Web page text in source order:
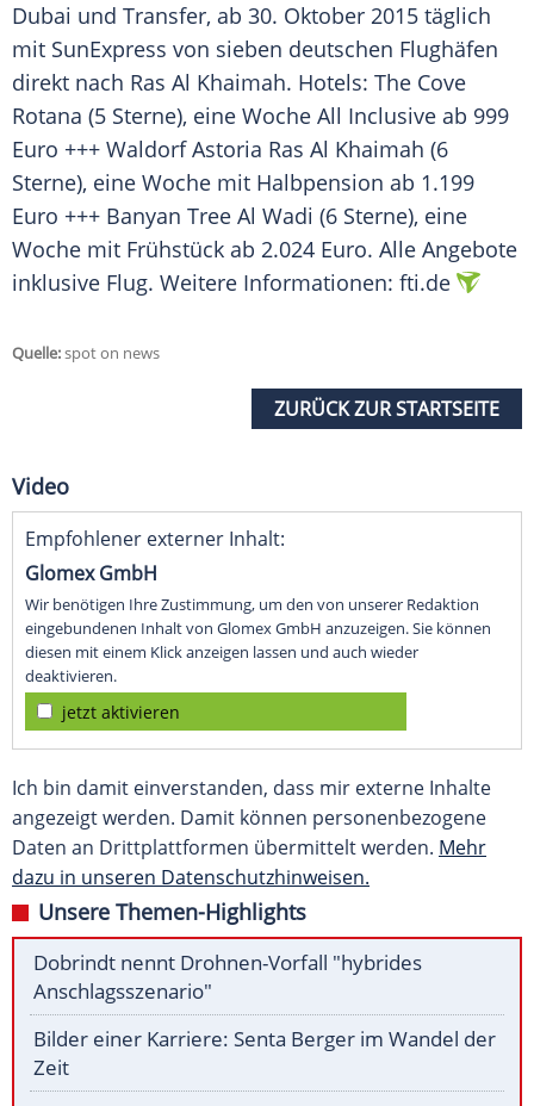
Dubai und Transfer, ab 30. Oktober 2015 täglich
mit SunExpress von sieben deutschen Flughäfen
direkt nach Ras Al Khaimah. Hotels: The Cove
Rotana (5 Sterne), eine Woche All Inclusive ab 999
Euro +++ Waldorf Astoria Ras Al Khaimah (6
Sterne), eine Woche mit Halbpension ab 1.199
Euro +++ Banyan Tree Al Wadi (6 Sterne), eine
Woche mit Frühstück ab 2.024 Euro. Alle Angebote
inklusive Flug. Weitere Informationen: fti.de
Quelle:spot on news
ZURÜCK ZUR STARTSEITE
Video
Empfohlener externer Inhalt:
Glomex GmbH
Wir benötigen Ihre Zustimmung, um den von unserer Redaktion
eingebundenen Inhalt von Glomex GmbH anzuzeigen. Sie können
diesen mit einem Klick anzeigen lassen und auch wieder
deaktivieren.
jetzt aktivieren
Ich bin damit einverstanden, dass mir externe Inhalte
angezeigt werden. Damit können personenbezogene
Daten an Drittplattformen übermittelt werden. Mehr
dazu in unseren Datenschutzhinweisen.
Unsere Themen-Highlights
Dobrindt nennt Drohnen-Vorfall "hybrides
Anschlagsszenario"
Bilder einer Karriere: Senta Berger im Wandel der
Zeit